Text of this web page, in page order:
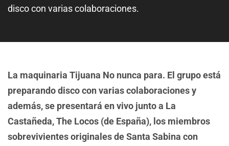
disco con varias colaboraciones.
La maquinaria Tijuana No nunca para. El grupo está
preparando disco con varias colaboraciones y
además, se presentará en vivo junto a La
Castañeda, The Locos (de España), los miembros
sobrevivientes originales de Santa Sabina con